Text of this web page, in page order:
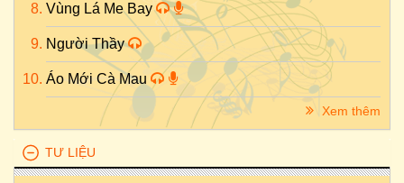
Vùng Lá Me Bay
Người Thầy
Áo Mới Cà Mau
Xem thêm
TƯ LIỆU